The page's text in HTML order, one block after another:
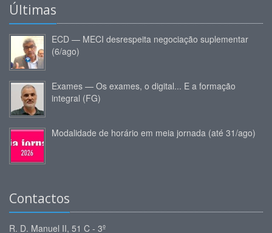
Últimas
ECD — MECI desrespeita negociação suplementar
(6/ago)
Exames — Os exames, o digital... E a formação
integral (FG)
Modalidade de horário em meia jornada (até 31/ago)
Contactos
R. D. Manuel II, 51 C - 3º